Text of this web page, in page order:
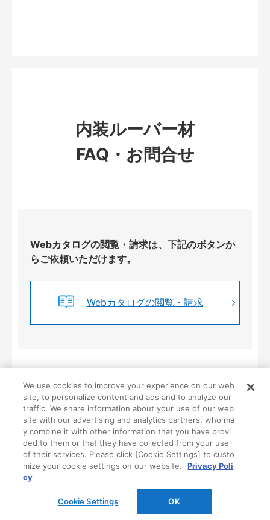
内装ルーバー材
FAQ・お問合せ
Webカタログの閲覧・請求は、下記のボタンか
らご依頼いただけます。
Webカタログの閲覧・請求
製品情報・仕様・施工について
製品に関するご質問、ご相談はこちらからお問合せくださ
い。
※お取引（見積り、注文、納期等）に関わるお問い合わせ
We use cookies to improve your experience on our web
site, to personalize content and ads and to analyze our
traffic. We share information about your use of our web
site with our advertising and analytics partners, who ma
y combine it with other information that you have provi
ded to them or that they have collected from your use
of their services. Please click [Cookie Settings] to custo
mize your cookie settings on our website.
Privacy Poli
cy
Cookie Settings OK